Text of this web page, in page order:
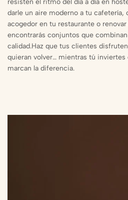
resisten el ritmo del día a día en
darle un aire moderno a tu cafetería,
acogedor en tu restaurante o
encontrarás conjuntos que
calidad.Haz que tus clientes
quieran volver… mientras tú inviertes
marcan la diferencia.